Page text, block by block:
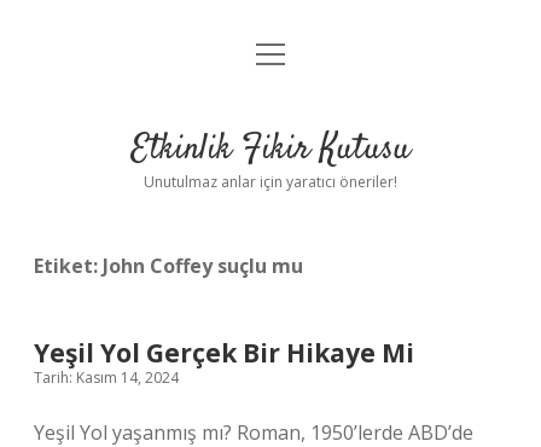
Anasayfa
Yasal Uyarı
menüyü
Etkinlik Fikir Kutusu
Unutulmaz anlar için yaratıcı öneriler!
Etiket: John Coffey suçlu mu
Yeşil Yol Gerçek Bir Hikaye Mi
Tarih: Kasım 14, 2024
Yeşil Yol yaşanmış mı? Roman, 1950’lerde ABD’de